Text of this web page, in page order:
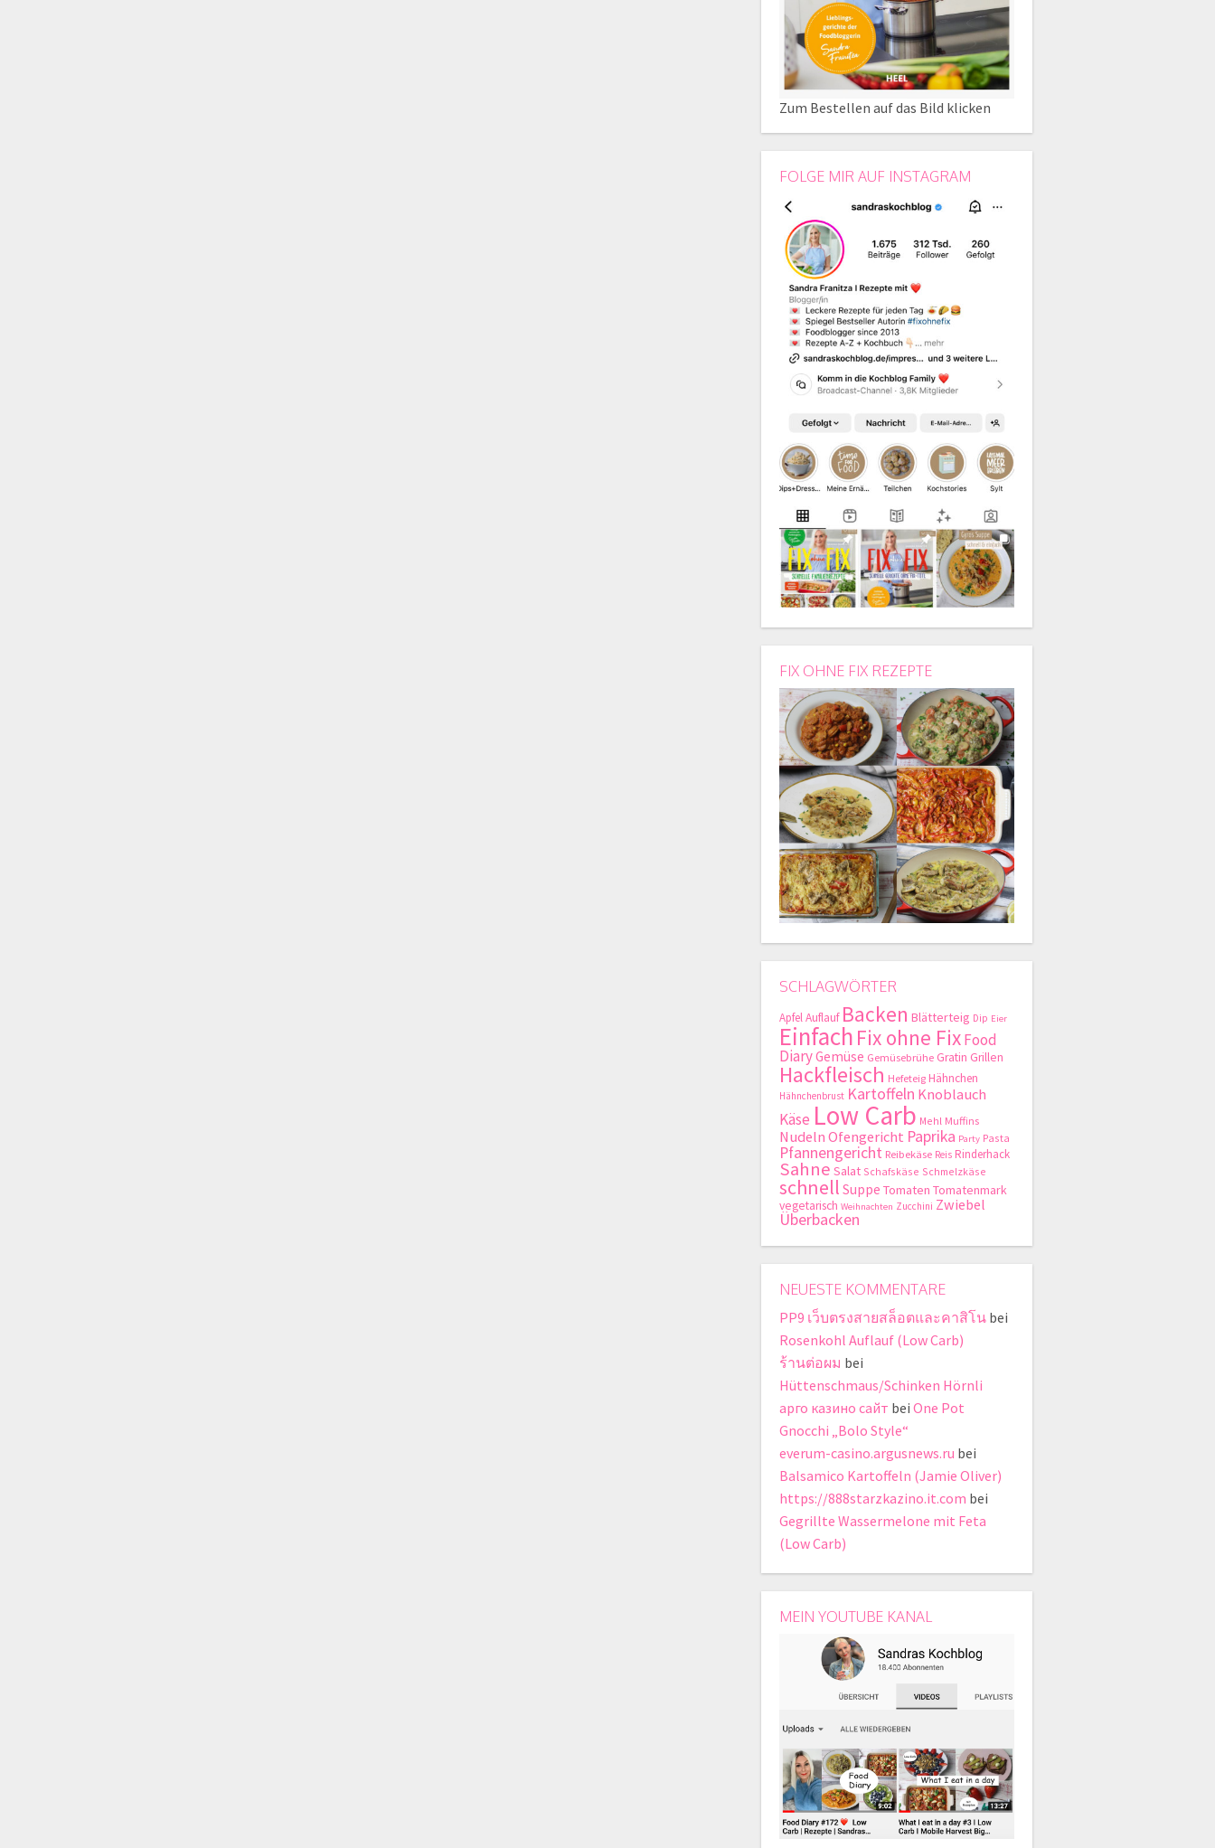
Zum Bestellen auf das Bild klicken
FOLGE MIR AUF INSTAGRAM
FIX OHNE FIX REZEPTE
SCHLAGWÖRTER
ApfelAuflauf Backen Blätterteig Dip Eier
Einfach Fix ohne FixFood
DiaryGemüse Gemüsebrühe Gratin Grillen
Hackfleisch Hefeteig Hähnchen
Hähnchenbrust Kartoffeln Knoblauch
Käse Low Carb Mehl Muffins
NudelnOfengericht Paprika Party Pasta
Pfannengericht Reibekäse Reis Rinderhack
Sahne Salat Schafskäse Schmelzkäse
schnell Suppe Tomaten Tomatenmark
vegetarisch Weihnachten Zucchini Zwiebel
Überbacken
NEUESTE KOMMENTARE
PP9 เว็บตรงสายสล็อตและคาสิโน bei
Rosenkohl Auflauf (Low Carb)
ร้านต่อผม bei
Hüttenschmaus/Schinken Hörnli
арго казино сайт bei One Pot
Gnocchi „Bolo Style“
everum-casino.argusnews.ru bei
Balsamico Kartoffeln (Jamie Oliver)
https://888starzkazino.it.com bei
Gegrillte Wassermelone mit Feta
(Low Carb)
MEIN YOUTUBE KANAL